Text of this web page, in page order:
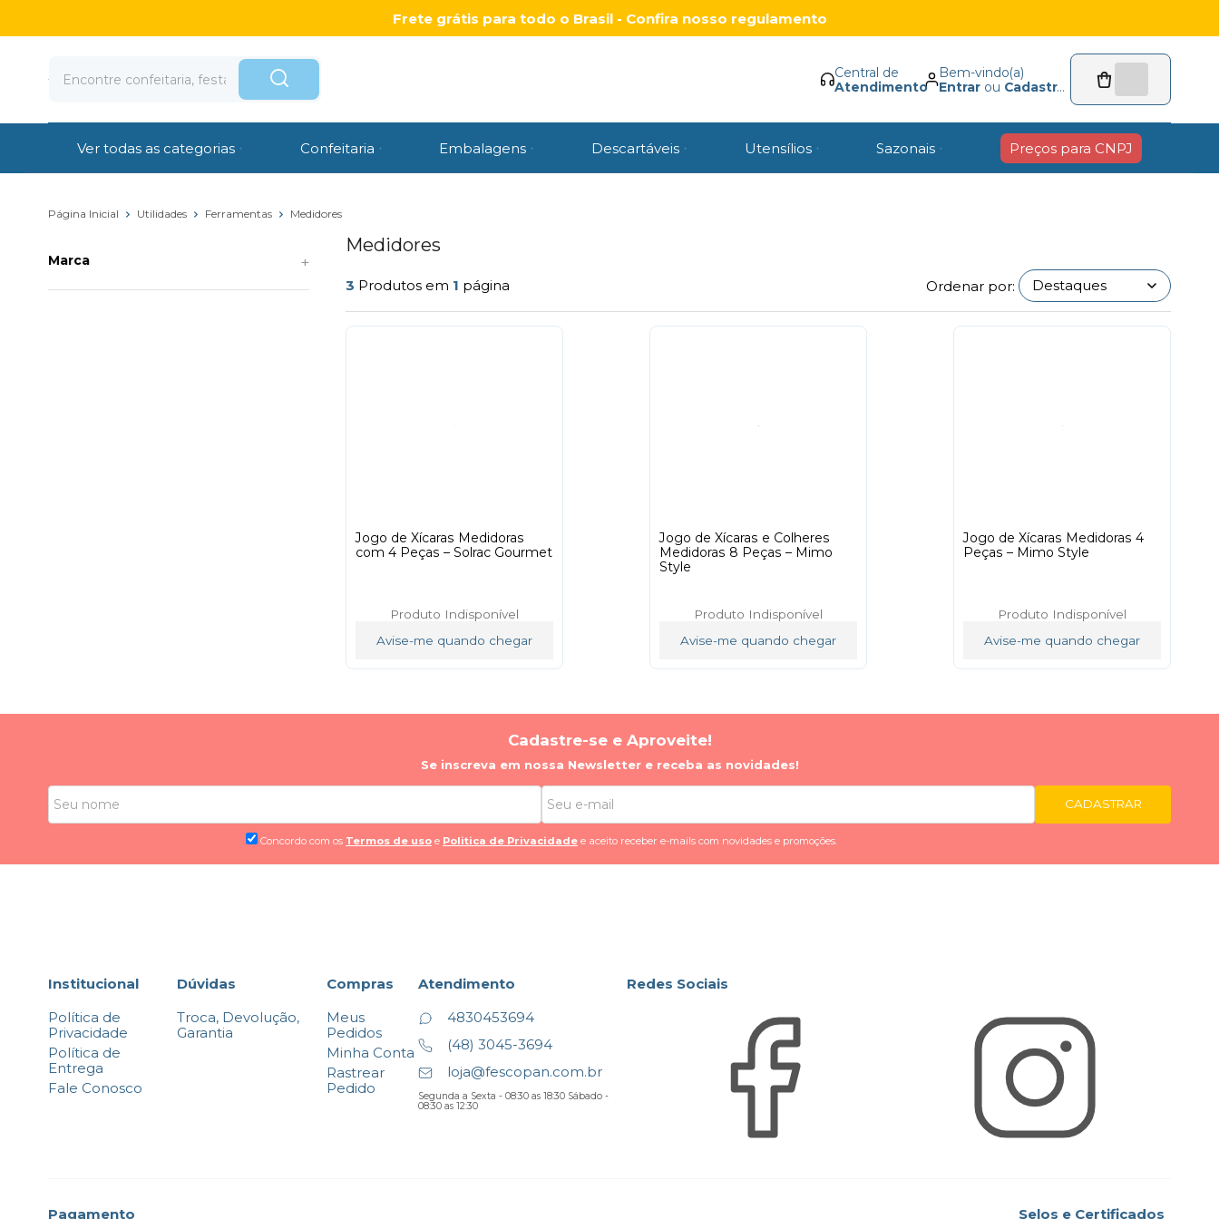
Frete grátis para todo o Brasil - Confira nosso regulamento
Central de
Atendimento
Bem-vindo(a)
Entrar ou Cadastrar
Ver todas as categorias Confeitaria Embalagens Descartáveis Utensílios Sazonais Preços para CNPJ
Página Inicial Utilidades Ferramentas Medidores
Marca
Medidores
3 Produtos em 1 página Ordenar por:
Jogo de Xícaras Medidoras
com 4 Peças – Solrac Gourmet
Produto Indisponível
Avise-me quando chegar
Jogo de Xícaras e Colheres
Medidoras 8 Peças – Mimo
Style
Produto Indisponível
Avise-me quando chegar
Jogo de Xícaras Medidoras 4
Peças – Mimo Style
Produto Indisponível
Avise-me quando chegar
Cadastre-se e Aproveite!
Se inscreva em nossa Newsletter e receba as novidades!
Concordo com os Termos de uso e Politica de Privacidade e aceito receber e-mails com novidades e promoções.
CADASTRAR
Institucional
Política de
Privacidade
Política de
Entrega
Fale Conosco
Dúvidas
Troca, Devolução,
Garantia
Compras
Meus
Pedidos
Minha Conta
Rastrear
Pedido
Atendimento
4830453694
(48) 3045-3694
loja@fescopan.com.br
Segunda a Sexta - 08:30 as 18:30 Sábado -
08:30 as 12:30
Redes Sociais
Pagamento Selos e Certificados